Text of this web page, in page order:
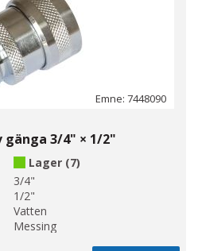
Emne: 7448090
3/4" × 1/2"
Lager (7)
3/4"
1/2"
Vatten
Messing